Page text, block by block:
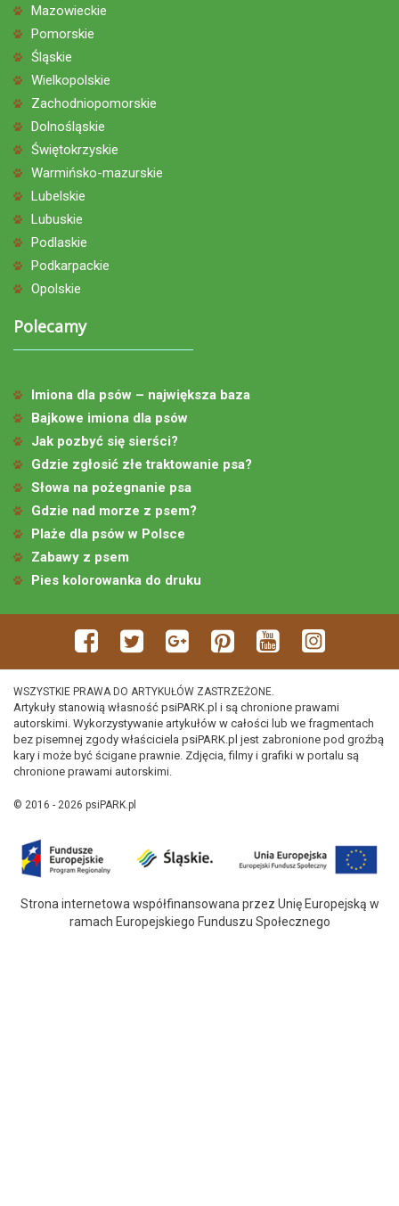
Mazowieckie
Pomorskie
Śląskie
Wielkopolskie
Zachodniopomorskie
Dolnośląskie
Świętokrzyskie
Warmińsko-mazurskie
Lubelskie
Lubuskie
Podlaskie
Podkarpackie
Opolskie
Polecamy
Imiona dla psów – największa baza
Bajkowe imiona dla psów
Jak pozbyć się sierści?
Gdzie zgłosić złe traktowanie psa?
Słowa na pożegnanie psa
Gdzie nad morze z psem?
Plaże dla psów w Polsce
Zabawy z psem
Pies kolorowanka do druku
WSZYSTKIE PRAWA DO ARTYKUŁÓW ZASTRZEŻONE.
Artykuły stanowią własność psiPARK.pl i są chronione prawami
autorskimi. Wykorzystywanie artykułów w całości lub we fragmentach
bez pisemnej zgody właściciela psiPARK.pl jest zabronione pod groźbą
kary i może być ścigane prawnie. Zdjęcia, filmy i grafiki w portalu są
chronione prawami autorskimi.
© 2016 - 2026 psiPARK.pl
Strona internetowa współfinansowana przez Unię Europejską w
ramach Europejskiego Funduszu Społecznego